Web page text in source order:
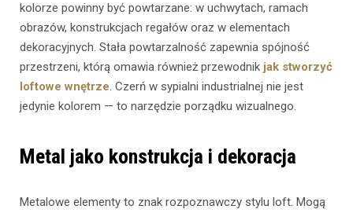
kolorze powinny być powtarzane: w uchwytach, ramach
obrazów, konstrukcjach regałów oraz w elementach
dekoracyjnych. Stała powtarzalność zapewnia spójność
przestrzeni, którą omawia również przewodnik jak stworzyć
loftowe wnętrze. Czerń w sypialni industrialnej nie jest
jedynie kolorem — to narzędzie porządku wizualnego.
Metal jako konstrukcja i dekoracja
Metalowe elementy to znak rozpoznawczy stylu loft. Mogą